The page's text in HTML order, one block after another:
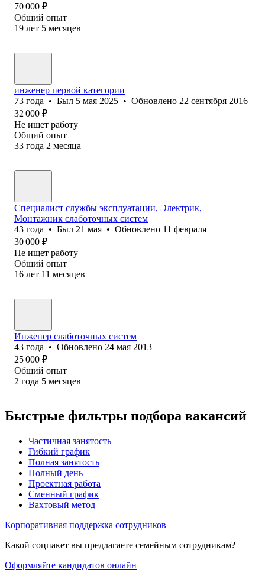
70 000 ₽
Общий опыт
19 лет 5 месяцев
инженер первой категории
73 года • Был 5 мая 2025 • Обновлено 22 сентября 2016
32 000 ₽
Не ищет работу
Общий опыт
33 года 2 месяца
Специалист службы эксплуатации, Электрик,
Монтажник слаботочных систем
43 года • Был 21 мая • Обновлено 11 февраля
30 000 ₽
Не ищет работу
Общий опыт
16 лет 11 месяцев
Инженер слаботочных систем
43 года • Обновлено 24 мая 2013
25 000 ₽
Общий опыт
2 года 5 месяцев
Быстрые фильтры подбора вакансий
Частичная занятость
Гибкий график
Полная занятость
Полный день
Проектная работа
Сменный график
Вахтовый метод
Корпоративная поддержка сотрудников
Какой соцпакет вы предлагаете семейным сотрудникам?
Оформляйте кандидатов онлайн